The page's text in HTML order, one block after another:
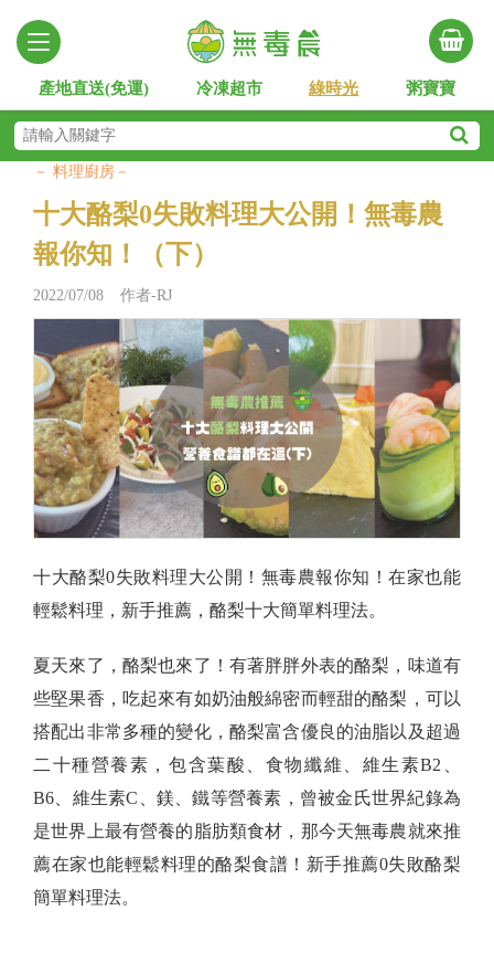
產地直送(免運) 冷凍超市 綠時光 粥寶寶
－ 料理廚房－
十大酪梨0失敗料理大公開！無毒農
報你知！（下）
2022/07/08 作者-RJ
十大酪梨0失敗料理大公開！無毒農報你知！在家也能
輕鬆料理，新手推薦，酪梨十大簡單料理法。
夏天來了，酪梨也來了！有著胖胖外表的酪梨，味道有
些堅果香，吃起來有如奶油般綿密而輕甜的酪梨，可以
搭配出非常多種的變化，酪梨富含優良的油脂以及超過
二十種營養素，包含葉酸、食物纖維、維生素B2、
B6、維生素C、鎂、鐵等營養素，曾被金氏世界紀錄為
是世界上最有營養的脂肪類食材，那今天無毒農就來推
薦在家也能輕鬆料理的酪梨食譜！新手推薦0失敗酪梨
簡單料理法。